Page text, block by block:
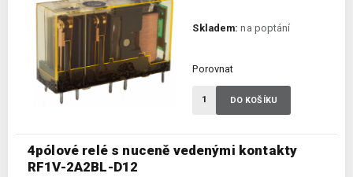
4pólové relé s nuceně vedenými kontakty
RF1V-2A2BL-D12
Skladem: na poptání
Porovnat
DO KOŠÍKU